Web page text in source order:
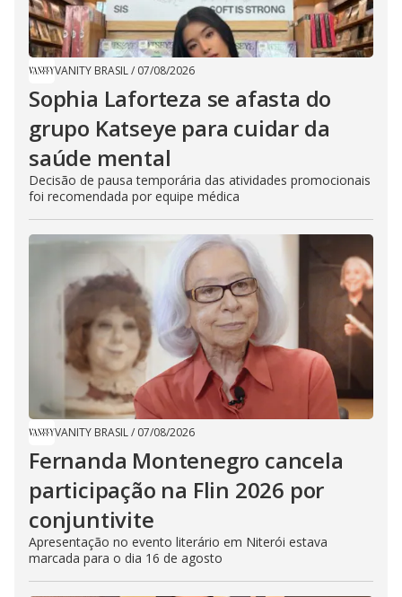
VANITY BRASIL/ 07/08/2026
Sophia Laforteza se afasta do
grupo Katseye para cuidar da
saúde mental
Decisão de pausa temporária das atividades promocionais
foi recomendada por equipe médica
VANITY BRASIL/ 07/08/2026
Fernanda Montenegro cancela
participação na Flin 2026 por
conjuntivite
Apresentação no evento literário em Niterói estava
marcada para o dia 16 de agosto